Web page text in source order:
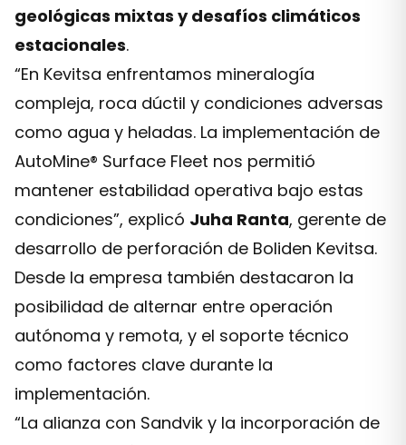
geológicas mixtas y desafíos climáticos
estacionales.
“En Kevitsa enfrentamos mineralogía
compleja, roca dúctil y condiciones adversas
como agua y heladas. La implementación de
AutoMine® Surface Fleet nos permitió
mantener estabilidad operativa bajo estas
condiciones”, explicó Juha Ranta, gerente de
desarrollo de perforación de Boliden Kevitsa.
Desde la empresa también destacaron la
posibilidad de alternar entre operación
autónoma y remota, y el soporte técnico
como factores clave durante la
implementación.
“La alianza con Sandvik y la incorporación de